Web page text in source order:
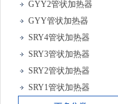
GYY2管状加热器
GYY管状加热器
SRY4管状加热器
SRY3管状加热器
SRY2管状加热器
SRY1管状加热器